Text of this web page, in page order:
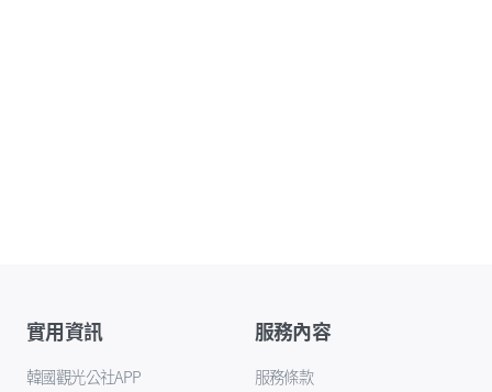
實用資訊
韓國觀光公社APP
服務內容
服務條款